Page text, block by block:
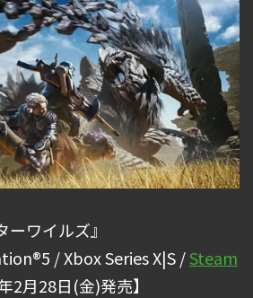
ーワイルズ』
/ Xbox Series X|S /Steam
2月28日(金)発売】